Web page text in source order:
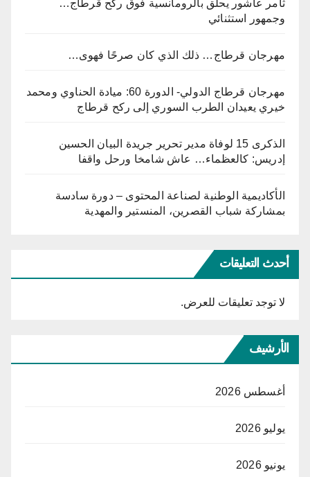
ثامر عاشور يحلق بالرومانسية فوق ركح قرطاج…
وجمهور استثنائي
مهرجان قرطاج… ذلك الذي كان صرحًا فهوى…
مهرجان قرطاج الدولي- الدورة 60: ميادة الحناوي ومحمد
خيري يعيدان الطرب السوري إلى ركح قرطاج
الذكرى 15 لوفاة مدير تحرير جريدة البيان الحسين
إدريس: كالعظماء… عاش شامخا ورحل واقفا
الأكاديمية الوطنية لصناعة المحتوى – دورة سادسة
بمشاركة شباب القصرين، المنستير والمهدية
أحدث التعليقات
لا توجد تعليقات للعرض.
الأرشيف
أغسطس 2026
يوليو 2026
يونيو 2026